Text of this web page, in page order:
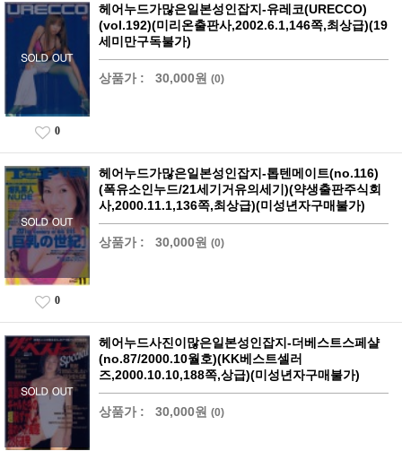
헤어누드가많은일본성인잡지-유레코(URECCO)
(vol.192)(미리온출판사,2002.6.1,146쪽,최상급)(19
세미만구독불가)
상품가 : 30,000원 (0)
0
헤어누드가많은일본성인잡지-톱텐메이트(no.116)
(폭유소인누드/21세기거유의세기)(약생출판주식회
사,2000.11.1,136쪽,최상급)(미성년자구매불가)
상품가 : 30,000원 (0)
0
헤어누드사진이많은일본성인잡지-더베스트스페샬
(no.87/2000.10월호)(KK베스트셀러
즈,2000.10.10,188쪽,상급)(미성년자구매불가)
상품가 : 30,000원 (0)